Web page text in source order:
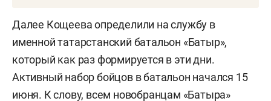
24 июня 2023 года принят закон, позволяющий
участвовать в СВО осужденным, а также
подследственным по статьям небольшой и
средней тяжести. В марте 2024-го ФЗ признали
утратившим силу, а в УК внесли изменения. Так,
Далее Кощеева определили на службу в
именной татарстанский батальон «Батыр»,
который как раз формируется в эти дни.
Активный набор бойцов в батальон начался 15
июня. К слову, всем новобранцам «Батыра»